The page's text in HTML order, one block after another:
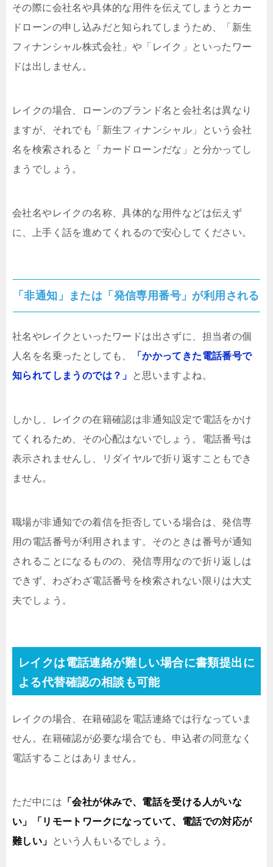
その際に会社名や具体的な用件を伝えてしまうとカー
ドローンの申し込みだと知られてしまうため、「新生
フィナンシャル株式会社」や「レイク」といったワー
ドは出しません。
レイクの場合、ローンのブランド名と会社名は異なり
ますが、それでも「新生フィナンシャル」という会社
名を検索されると「カードローンだな」と分かってし
まうでしょう。
会社名やレイクの名称、具体的な用件などは伝えず
に、上手く話を進めてくれるので安心してください。
「非通知」または「発信専用番号」が利用される
社名やレイクといったワードは出さずに、担当者の個
人名を名乗ったとしても、
「かかってきた電話番号で
知られてしまうのでは？」
と思いますよね。
しかし、レイクの在籍確認は非通知設定で電話をかけ
てくれるため、その心配はないでしょう。電話番号は
表示されませんし、リダイヤルで折り返すこともでき
ません。
職場が非通知での着信を拒否している場合は、発信専
用の電話番号が利用されます。そのときは番号が通知
されることになるものの、発信専用なので折り返しは
できず、わざわざ電話番号を検索されない限りは大丈
夫でしょう。
レイクは電話連絡が難しい場合に書類提出に
よる代替確認の相談も可能
レイクの場合、在籍確認を電話連絡では行なっていま
せん。在籍確認が必要な場合でも、申込者の同意なく
電話することはありません。
ただ中には 「会社が休みで、電話を受ける人がいな
い」「リモートワークになっていて、電話での対応が
難しい」
という人もいるでしょう。